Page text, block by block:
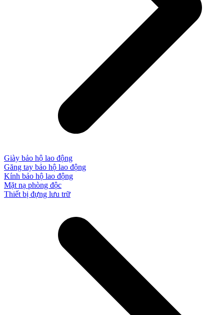
Giày bảo hộ lao động
Găng tay bảo hộ lao động
Kính bảo hộ lao động
Mặt nạ phòng độc
Thiết bị đựng lưu trữ